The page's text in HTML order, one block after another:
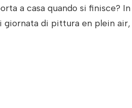
a casa quando si finisce?
giornata di pittura en plein